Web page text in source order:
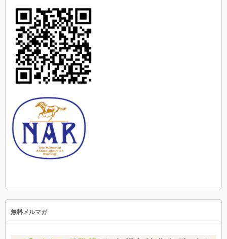
無料メルマガ